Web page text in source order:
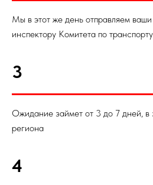
Мы в этот же день отправляем
инспектору Комитета по
3
Ожидание займет от 3 до 7 дней, в
региона
4